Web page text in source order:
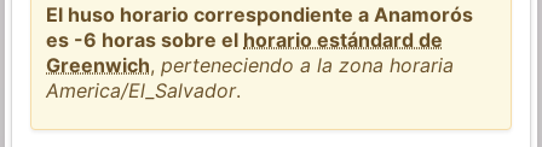
El huso horario correspondiente a Anamorós
es -6 horas sobre el horario estándard de
Greenwich,perteneciendo a la zona horaria
America/El_Salvador.